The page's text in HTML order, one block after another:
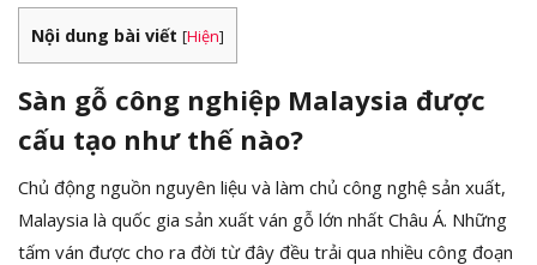
Nội dung bài viết [Hiện]
Sàn gỗ công nghiệp Malaysia được
cấu tạo như thế nào?
Chủ động nguồn nguyên liệu và làm chủ công nghệ sản xuất,
Malaysia là quốc gia sản xuất ván gỗ lớn nhất Châu Á. Những
tấm ván được cho ra đời từ đây đều trải qua nhiều công đoạn